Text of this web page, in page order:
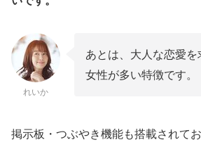
れいか
あとは、大人な恋愛
女性が多い特徴です。
掲示板・つぶやき機能も搭載されて